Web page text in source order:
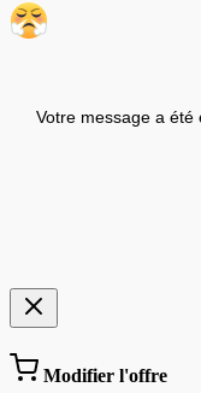
Votre message a
Modifier l'offre